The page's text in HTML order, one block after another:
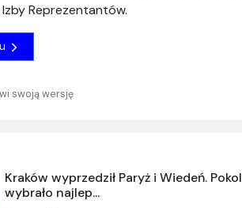
Reprezentantów.
swoją wersję
Kraków wyprzedził Paryż i Wiedeń.
wybrało najlep...